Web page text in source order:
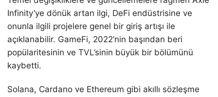
Infinity’ye dönük artan ilgi, DeFi endüstrisine ve
onunla ilgili projelere genel bir giriş artışı ile
açıklanabilir. GameFi, 2022’nin başından beri
popülaritesinin ve TVL’sinin büyük bir bölümünü
kaybetti.
Solana, Cardano ve Ethereum gibi akıllı sözleşme